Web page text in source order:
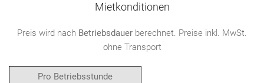
Mietkonditionen
Preis wird nach Betriebsdauer berechnet. Preise inkl. MwSt.
ohne Transport
Pro Betriebsstunde